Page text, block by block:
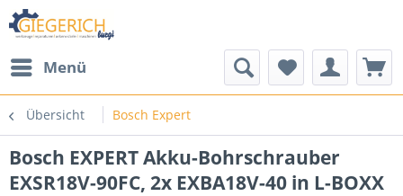
Menü
Übersicht Bosch Expert
Bosch EXPERT Akku-Bohrschrauber
EXSR18V-90FC, 2x EXBA18V-40 in L-BOXX